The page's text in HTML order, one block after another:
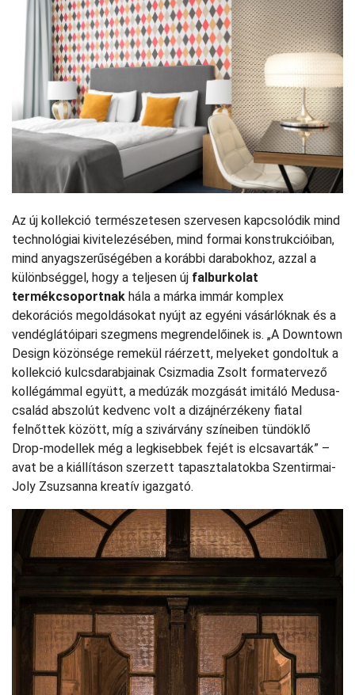
Az új kollekció természetesen szervesen kapcsolódik mind
technológiai kivitelezésében, mind formai konstrukcióiban,
mind anyagszerűségében a korábbi darabokhoz, azzal a
különbséggel, hogy a teljesen új falburkolat
termékcsoportnak hála a márka immár komplex
dekorációs megoldásokat nyújt az egyéni vásárlóknak és a
vendéglátóipari szegmens megrendelőinek is. „A Downtown
Design közönsége remekül ráérzett, melyeket gondoltuk a
kollekció kulcsdarabjainak Csizmadia Zsolt formatervező
kollégámmal együtt, a medúzák mozgását imitáló Medusa-
család abszolút kedvenc volt a dizájnérzékeny fiatal
felnőttek között, míg a szivárvány színeiben tündöklő
Drop-modellek még a legkisebbek fejét is elcsavarták” –
avat be a kiállításon szerzett tapasztalatokba Szentirmai-
Joly Zsuzsanna kreatív igazgató.